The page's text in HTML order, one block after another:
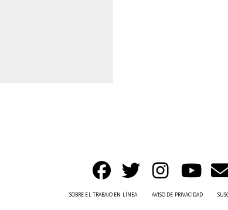
SOBRE EL TRABAJO EN LÍNEA AVISO DE PRIVACIDAD